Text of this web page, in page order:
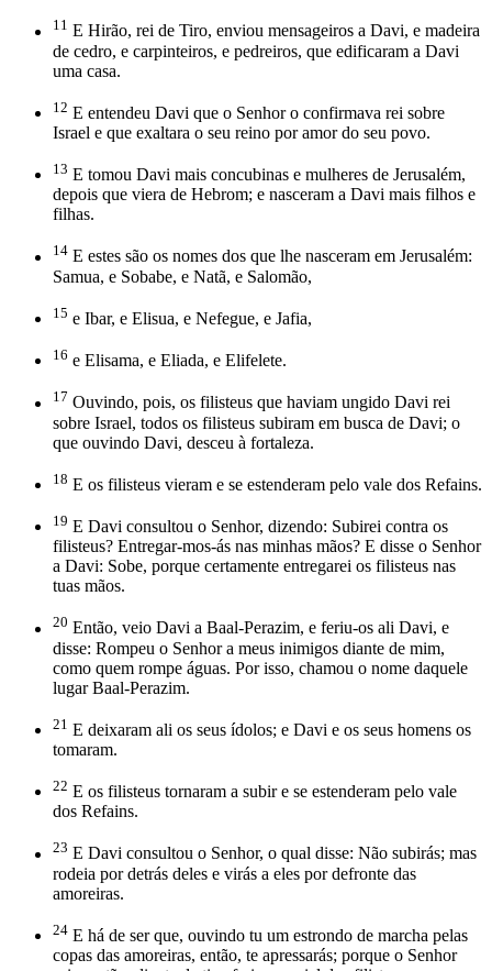
11 E Hirão, rei de Tiro, enviou mensageiros a Davi, e madeira
de cedro, e carpinteiros, e pedreiros, que edificaram a Davi
uma casa.
12 E entendeu Davi que o Senhor o confirmava rei sobre
Israel e que exaltara o seu reino por amor do seu povo.
13 E tomou Davi mais concubinas e mulheres de Jerusalém,
depois que viera de Hebrom; e nasceram a Davi mais filhos e
filhas.
14 E estes são os nomes dos que lhe nasceram em Jerusalém:
Samua, e Sobabe, e Natã, e Salomão,
15 e Ibar, e Elisua, e Nefegue, e Jafia,
16 e Elisama, e Eliada, e Elifelete.
17 Ouvindo, pois, os filisteus que haviam ungido Davi rei
sobre Israel, todos os filisteus subiram em busca de Davi; o
que ouvindo Davi, desceu à fortaleza.
18 E os filisteus vieram e se estenderam pelo vale dos Refains.
19 E Davi consultou o Senhor, dizendo: Subirei contra os
filisteus? Entregar-mos-ás nas minhas mãos? E disse o Senhor
a Davi: Sobe, porque certamente entregarei os filisteus nas
tuas mãos.
20 Então, veio Davi a Baal-Perazim, e feriu-os ali Davi, e
disse: Rompeu o Senhor a meus inimigos diante de mim,
como quem rompe águas. Por isso, chamou o nome daquele
lugar Baal-Perazim.
21 E deixaram ali os seus ídolos; e Davi e os seus homens os
tomaram.
22 E os filisteus tornaram a subir e se estenderam pelo vale
dos Refains.
23 E Davi consultou o Senhor, o qual disse: Não subirás; mas
rodeia por detrás deles e virás a eles por defronte das
amoreiras.
24 E há de ser que, ouvindo tu um estrondo de marcha pelas
copas das amoreiras, então, te apressarás; porque o Senhor